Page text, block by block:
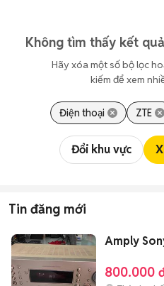
Không tìm thấy kết
Hãy xóa một số bộ lọc
kiếm để xem
Điện thoại ZTE
Đổi khu vực
Tin đăng mới
Amply
800.000